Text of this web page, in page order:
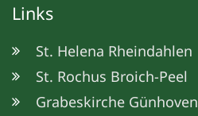
Links
St. Helena Rheindahlen
St. Rochus Broich-Peel
Grabeskirche Günhoven